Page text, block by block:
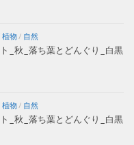
植物/ 自然
_秋_落ち葉とどんぐり_白黒
植物/ 自然
_秋_落ち葉とどんぐり_白黒